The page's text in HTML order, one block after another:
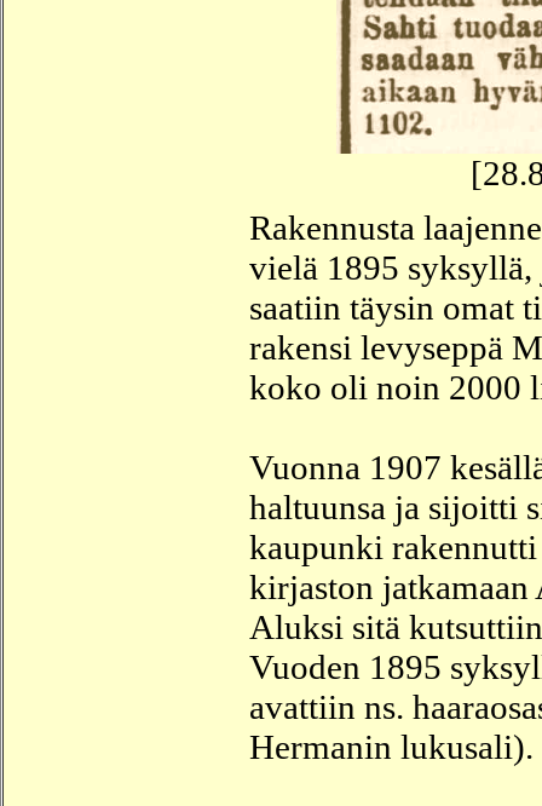
Rakennusta
vielä 1895
saatiin täysin omat
rakensi levyseppä
koko oli noin 2000
Vuonna 1907
haltuunsa ja sijoitti
kaupunki
kirjaston
Aluksi sitä
Vuoden 1895
avattiin ns.
Hermanin lukusali).